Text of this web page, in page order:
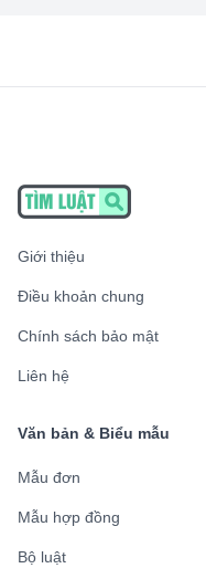
Giới thiệu
Điều khoản chung
Chính sách bảo mật
Liên hệ
Văn bản & Biểu mẫu
Mẫu đơn
Mẫu hợp đồng
Bộ luật